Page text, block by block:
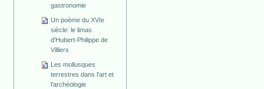
gastronomie
Un poème du XVIe
siècle: le limas
d'Hubert-Philippe de
Villiers
Les mollusques
terrestres dans l'art et
l'archéologie